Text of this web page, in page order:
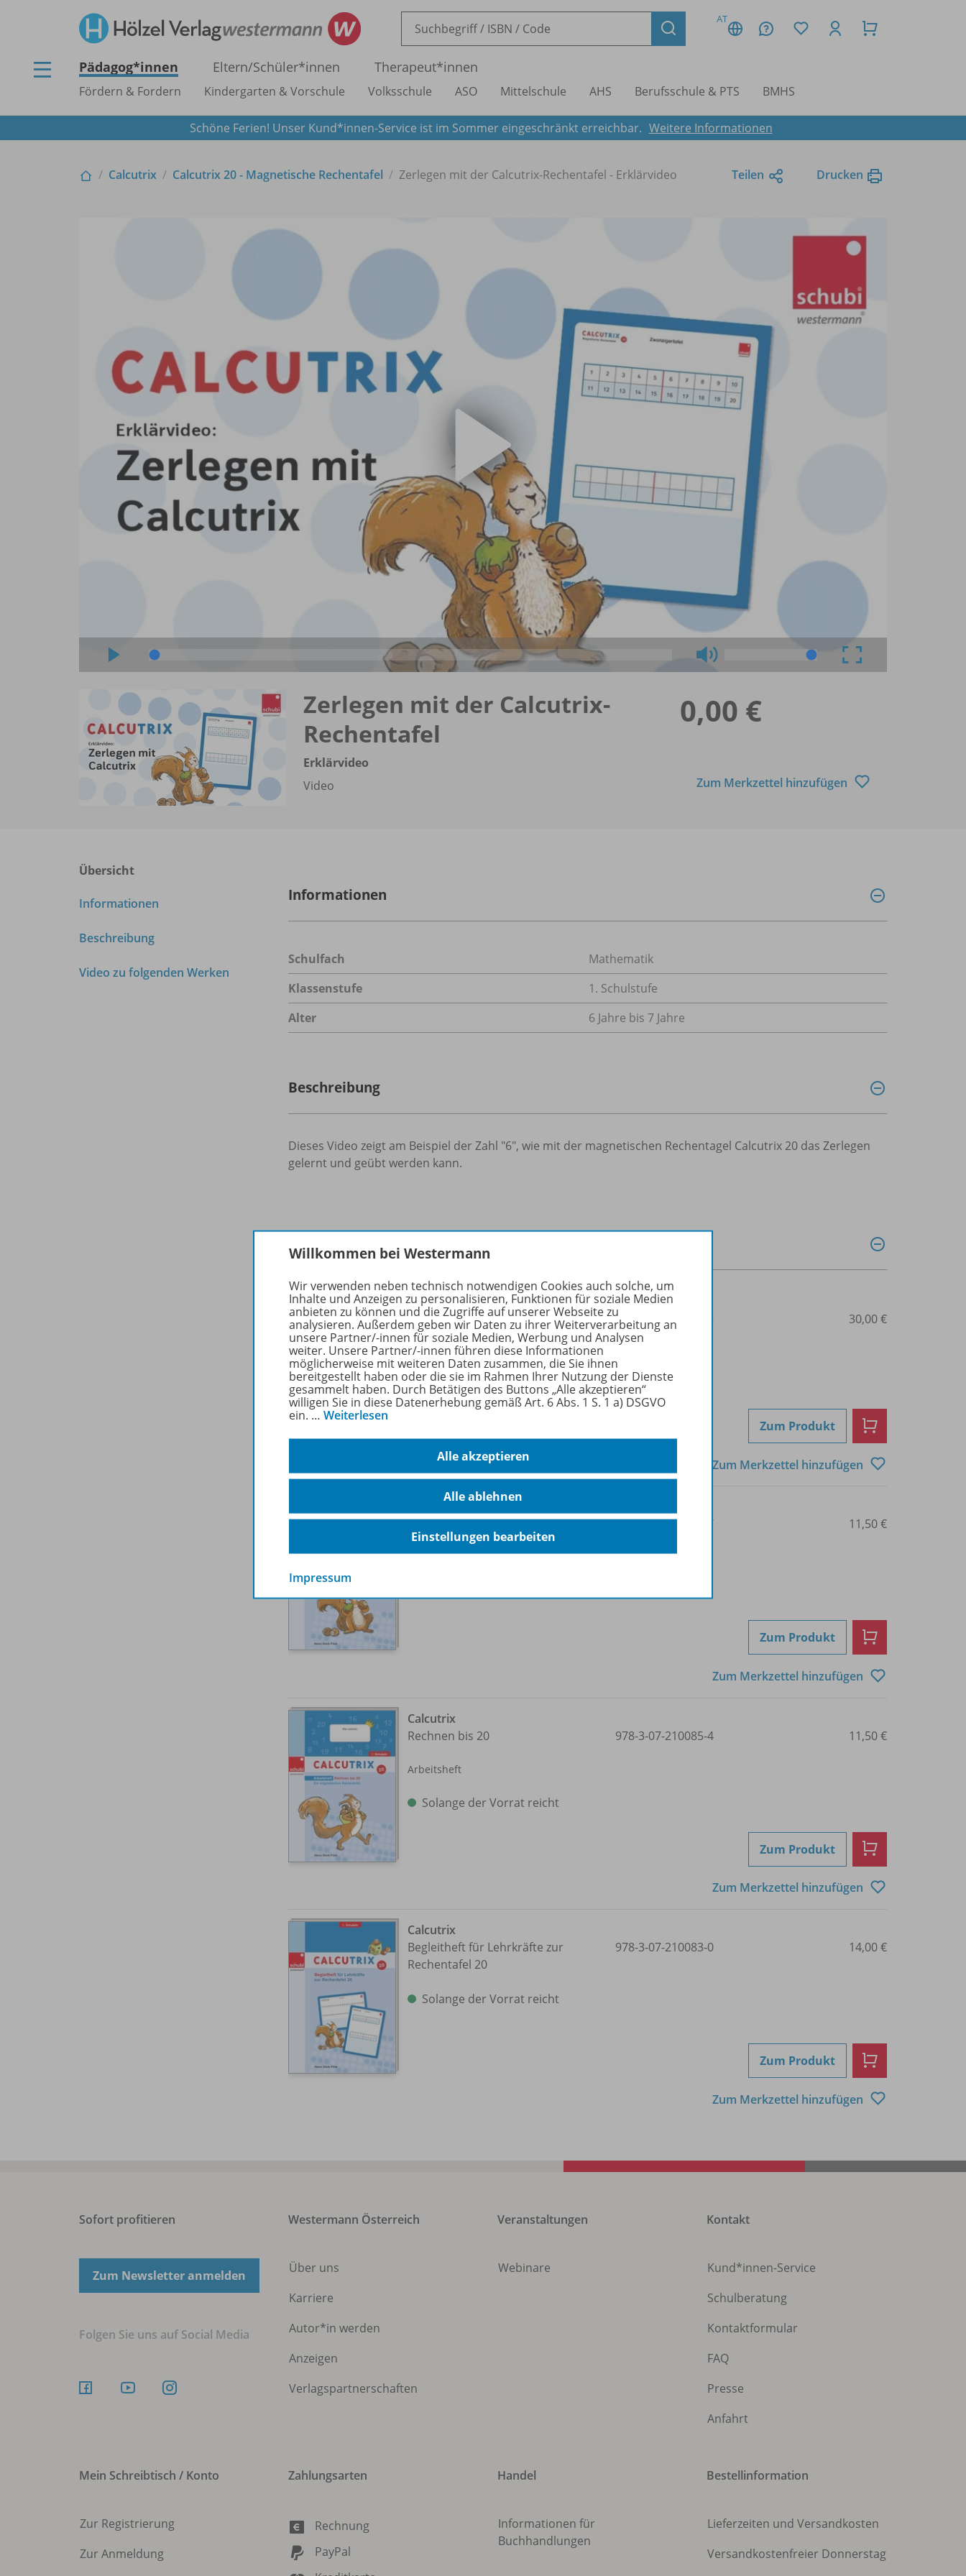
AT
Pädagog*innen Eltern/Schüler*innen Therapeut*innen
Fördern & Fordern Kindergarten & Vorschule Volksschule ASO Mittelschule AHS Berufsschule & PTS BMHS
Schöne Ferien! Unser Kund*innen-Service ist im Sommer eingeschränkt erreichbar. Weitere Informationen
Calcutrix Calcutrix 20 - Magnetische Rechentafel Zerlegen mit der Calcutrix-Rechentafel - Erklärvideo Teilen Drucken
Zerlegen mit der Calcutrix-
Rechentafel
Erklärvideo
Video
0,00 €
Zum Merkzettel hinzufügen
Übersicht
Informationen
Beschreibung
Video zu folgenden Werken
Informationen
Schulfach
Mathematik
Klassenstufe
1. Schulstufe
Alter
6 Jahre bis 7 Jahre
Beschreibung
Dieses Video zeigt am Beispiel der Zahl "6", wie mit der magnetischen Rechentagel Calcutrix 20 das Zerlegen
gelernt und geübt werden kann.
Video zu folgenden Werken
Calcutrix 20
Magnetische Rechentafel
Solange der Vorrat reicht
978-3-07-210082-3 30,00 €
Zum Produkt
Zum Merkzettel hinzufügen
Rechnen bis 10 Arbeitsheft
Solange der Vorrat reicht
978-3-07-210084-7 11,50 €
Zum Produkt
Zum Merkzettel hinzufügen
Calcutrix
Rechnen bis 20
Arbeitsheft
Solange der Vorrat reicht
978-3-07-210085-4 11,50 €
Zum Produkt
Zum Merkzettel hinzufügen
Calcutrix
Begleitheft für Lehrkräfte zur
Rechentafel 20
Solange der Vorrat reicht
978-3-07-210083-0 14,00 €
Zum Produkt
Zum Merkzettel hinzufügen
Sofort profitieren
Zum Newsletter anmelden
Folgen Sie uns auf Social Media
Westermann Österreich
Über uns
Karriere
Autor*in werden
Anzeigen
Verlagspartnerschaften
Veranstaltungen
Webinare
Kontakt
Kund*innen-Service
Schulberatung
Kontaktformular
FAQ
Presse
Anfahrt
Mein Schreibtisch / Konto
Zur Registrierung
Zur Anmeldung
Zahlungsarten
Rechnung
PayPal
Handel
Informationen für
Buchhandlungen
Bestellinformation
Lieferzeiten und Versandkosten
Versandkostenfreier Donnerstag
Willkommen bei Westermann
Wir verwenden neben technisch notwendigen Cookies auch solche, um
Inhalte und Anzeigen zu personalisieren, Funktionen für soziale Medien
anbieten zu können und die Zugriffe auf unserer Webseite zu
analysieren. Außerdem geben wir Daten zu ihrer Weiterverarbeitung an
unsere Partner/-innen für soziale Medien, Werbung und Analysen
weiter. Unsere Partner/-innen führen diese Informationen
möglicherweise mit weiteren Daten zusammen, die Sie ihnen
bereitgestellt haben oder die sie im Rahmen Ihrer Nutzung der Dienste
gesammelt haben. Durch Betätigen des Buttons „Alle akzeptieren“
willigen Sie in diese Datenerhebung gemäß Art. 6 Abs. 1 S. 1 a) DSGVO
ein. … Weiterlesen
Alle akzeptieren
Alle ablehnen
Einstellungen bearbeiten
Impressum